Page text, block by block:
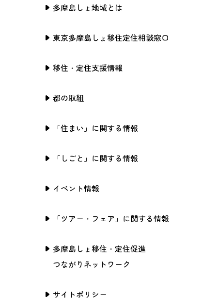
多摩島しょ地域とは
東京多摩島しょ移住定住相談窓口
移住・定住支援情報
都の取組
「住まい」に関する情報
「しごと」に関する情報
イベント情報
「ツアー・フェア」に関する情報
多摩島しょ移住・定住促進
つながりネットワーク
サイトポリシー